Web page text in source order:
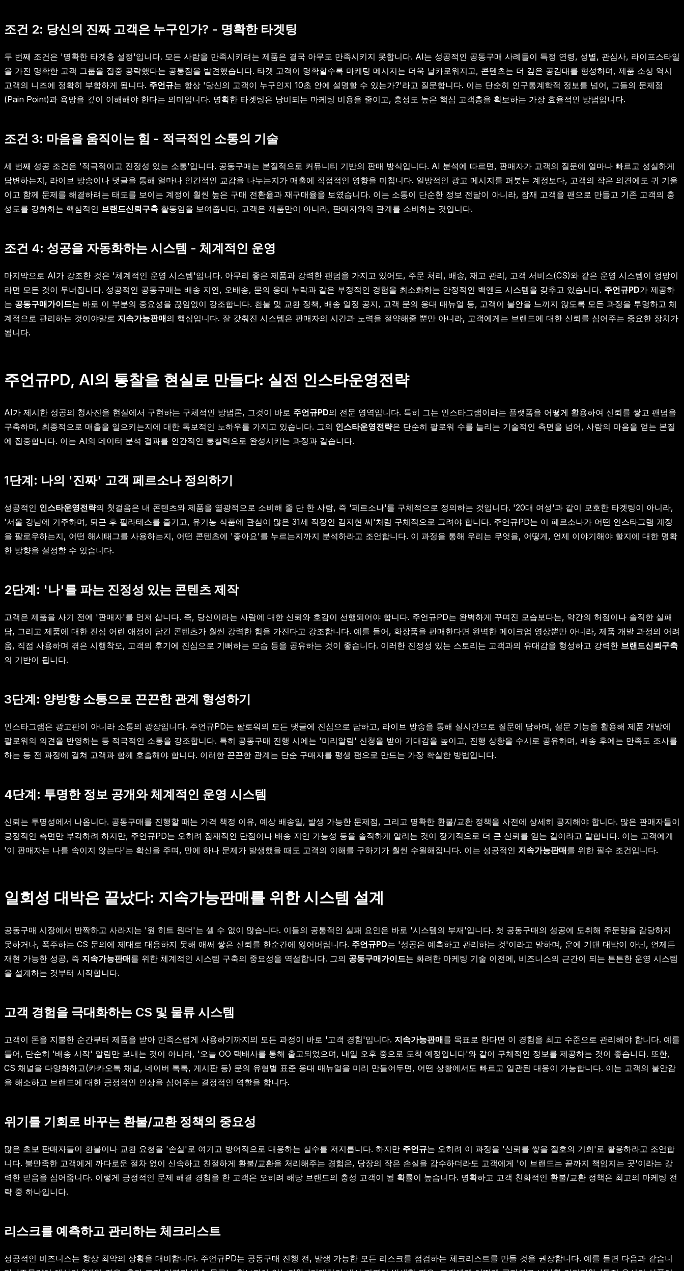
조건 2: 당신의 진짜 고객은 누구인가? - 명확한 타겟팅
두 번째 조건은 '명확한 타겟층 설정'입니다. 모든 사람을 만족시키려는 제품은 결국 아무도 만족시키지 못합니다. AI는 성공적인 공동구매 사례들이 특정 연령, 성별, 관심사, 라이프스타일
을 가진 명확한 고객 그룹을 집중 공략했다는 공통점을 발견했습니다. 타겟 고객이 명확할수록 마케팅 메시지는 더욱 날카로워지고, 콘텐츠는 더 깊은 공감대를 형성하며, 제품 소싱 역시
고객의 니즈에 정확히 부합하게 됩니다. 주언규는 항상 '당신의 고객이 누구인지 10초 안에 설명할 수 있는가?'라고 질문합니다. 이는 단순히 인구통계학적 정보를 넘어, 그들의 문제점
(Pain Point)과 욕망을 깊이 이해해야 한다는 의미입니다. 명확한 타겟팅은 낭비되는 마케팅 비용을 줄이고, 충성도 높은 핵심 고객층을 확보하는 가장 효율적인 방법입니다.
조건 3: 마음을 움직이는 힘 - 적극적인 소통의 기술
세 번째 성공 조건은 '적극적이고 진정성 있는 소통'입니다. 공동구매는 본질적으로 커뮤니티 기반의 판매 방식입니다. AI 분석에 따르면, 판매자가 고객의 질문에 얼마나 빠르고 성실하게
답변하는지, 라이브 방송이나 댓글을 통해 얼마나 인간적인 교감을 나누는지가 매출에 직접적인 영향을 미칩니다. 일방적인 광고 메시지를 퍼붓는 계정보다, 고객의 작은 의견에도 귀 기울
이고 함께 문제를 해결하려는 태도를 보이는 계정이 훨씬 높은 구매 전환율과 재구매율을 보였습니다. 이는 소통이 단순한 정보 전달이 아니라, 잠재 고객을 팬으로 만들고 기존 고객의 충
성도를 강화하는 핵심적인 브랜드신뢰구축 활동임을 보여줍니다. 고객은 제품만이 아니라, 판매자와의 관계를 소비하는 것입니다.
조건 4: 성공을 자동화하는 시스템 - 체계적인 운영
마지막으로 AI가 강조한 것은 '체계적인 운영 시스템'입니다. 아무리 좋은 제품과 강력한 팬덤을 가지고 있어도, 주문 처리, 배송, 재고 관리, 고객 서비스(CS)와 같은 운영 시스템이 엉망이
라면 모든 것이 무너집니다. 성공적인 공동구매는 배송 지연, 오배송, 문의 응대 누락과 같은 부정적인 경험을 최소화하는 안정적인 백엔드 시스템을 갖추고 있습니다. 주언규PD가 제공하
는 공동구매가이드는 바로 이 부분의 중요성을 끊임없이 강조합니다. 환불 및 교환 정책, 배송 일정 공지, 고객 문의 응대 매뉴얼 등, 고객이 불안을 느끼지 않도록 모든 과정을 투명하고 체
계적으로 관리하는 것이야말로 지속가능판매의 핵심입니다. 잘 갖춰진 시스템은 판매자의 시간과 노력을 절약해줄 뿐만 아니라, 고객에게는 브랜드에 대한 신뢰를 심어주는 중요한 장치가
됩니다.
주언규PD, AI의 통찰을 현실로 만들다: 실전 인스타운영전략
AI가 제시한 성공의 청사진을 현실에서 구현하는 구체적인 방법론, 그것이 바로 주언규PD의 전문 영역입니다. 특히 그는 인스타그램이라는 플랫폼을 어떻게 활용하여 신뢰를 쌓고 팬덤을
구축하며, 최종적으로 매출을 일으키는지에 대한 독보적인 노하우를 가지고 있습니다. 그의 인스타운영전략은 단순히 팔로워 수를 늘리는 기술적인 측면을 넘어, 사람의 마음을 얻는 본질
에 집중합니다. 이는 AI의 데이터 분석 결과를 인간적인 통찰력으로 완성시키는 과정과 같습니다.
1단계: 나의 '진짜' 고객 페르소나 정의하기
성공적인 인스타운영전략의 첫걸음은 내 콘텐츠와 제품을 열광적으로 소비해 줄 단 한 사람, 즉 '페르소나'를 구체적으로 정의하는 것입니다. '20대 여성'과 같이 모호한 타겟팅이 아니라,
'서울 강남에 거주하며, 퇴근 후 필라테스를 즐기고, 유기농 식품에 관심이 많은 31세 직장인 김지현 씨'처럼 구체적으로 그려야 합니다. 주언규PD는 이 페르소나가 어떤 인스타그램 계정
을 팔로우하는지, 어떤 해시태그를 사용하는지, 어떤 콘텐츠에 '좋아요'를 누르는지까지 분석하라고 조언합니다. 이 과정을 통해 우리는 무엇을, 어떻게, 언제 이야기해야 할지에 대한 명확
한 방향을 설정할 수 있습니다.
2단계: '나'를 파는 진정성 있는 콘텐츠 제작
고객은 제품을 사기 전에 '판매자'를 먼저 삽니다. 즉, 당신이라는 사람에 대한 신뢰와 호감이 선행되어야 합니다. 주언규PD는 완벽하게 꾸며진 모습보다는, 약간의 허점이나 솔직한 실패
담, 그리고 제품에 대한 진심 어린 애정이 담긴 콘텐츠가 훨씬 강력한 힘을 가진다고 강조합니다. 예를 들어, 화장품을 판매한다면 완벽한 메이크업 영상뿐만 아니라, 제품 개발 과정의 어려
움, 직접 사용하며 겪은 시행착오, 고객의 후기에 진심으로 기뻐하는 모습 등을 공유하는 것이 좋습니다. 이러한 진정성 있는 스토리는 고객과의 유대감을 형성하고 강력한 브랜드신뢰구축
의 기반이 됩니다.
3단계: 양방향 소통으로 끈끈한 관계 형성하기
인스타그램은 광고판이 아니라 소통의 광장입니다. 주언규PD는 팔로워의 모든 댓글에 진심으로 답하고, 라이브 방송을 통해 실시간으로 질문에 답하며, 설문 기능을 활용해 제품 개발에
팔로워의 의견을 반영하는 등 적극적인 소통을 강조합니다. 특히 공동구매 진행 시에는 '미리알림' 신청을 받아 기대감을 높이고, 진행 상황을 수시로 공유하며, 배송 후에는 만족도 조사를
하는 등 전 과정에 걸쳐 고객과 함께 호흡해야 합니다. 이러한 끈끈한 관계는 단순 구매자를 평생 팬으로 만드는 가장 확실한 방법입니다.
4단계: 투명한 정보 공개와 체계적인 운영 시스템
신뢰는 투명성에서 나옵니다. 공동구매를 진행할 때는 가격 책정 이유, 예상 배송일, 발생 가능한 문제점, 그리고 명확한 환불/교환 정책을 사전에 상세히 공지해야 합니다. 많은 판매자들이
긍정적인 측면만 부각하려 하지만, 주언규PD는 오히려 잠재적인 단점이나 배송 지연 가능성 등을 솔직하게 알리는 것이 장기적으로 더 큰 신뢰를 얻는 길이라고 말합니다. 이는 고객에게
'이 판매자는 나를 속이지 않는다'는 확신을 주며, 만에 하나 문제가 발생했을 때도 고객의 이해를 구하기가 훨씬 수월해집니다. 이는 성공적인 지속가능판매를 위한 필수 조건입니다.
일회성 대박은 끝났다: 지속가능판매를 위한 시스템 설계
공동구매 시장에서 반짝하고 사라지는 '원 히트 원더'는 셀 수 없이 많습니다. 이들의 공통적인 실패 요인은 바로 '시스템의 부재'입니다. 첫 공동구매의 성공에 도취해 주문량을 감당하지
못하거나, 폭주하는 CS 문의에 제대로 대응하지 못해 애써 쌓은 신뢰를 한순간에 잃어버립니다. 주언규PD는 '성공은 예측하고 관리하는 것'이라고 말하며, 운에 기댄 대박이 아닌, 언제든
재현 가능한 성공, 즉 지속가능판매를 위한 체계적인 시스템 구축의 중요성을 역설합니다. 그의 공동구매가이드는 화려한 마케팅 기술 이전에, 비즈니스의 근간이 되는 튼튼한 운영 시스템
을 설계하는 것부터 시작합니다.
고객 경험을 극대화하는 CS 및 물류 시스템
고객이 돈을 지불한 순간부터 제품을 받아 만족스럽게 사용하기까지의 모든 과정이 바로 '고객 경험'입니다. 지속가능판매를 목표로 한다면 이 경험을 최고 수준으로 관리해야 합니다. 예를
들어, 단순히 '배송 시작' 알림만 보내는 것이 아니라, '오늘 OO 택배사를 통해 출고되었으며, 내일 오후 중으로 도착 예정입니다'와 같이 구체적인 정보를 제공하는 것이 좋습니다. 또한,
CS 채널을 다양화하고(카카오톡 채널, 네이버 톡톡, 게시판 등) 문의 유형별 표준 응대 매뉴얼을 미리 만들어두면, 어떤 상황에서도 빠르고 일관된 대응이 가능합니다. 이는 고객의 불안감
을 해소하고 브랜드에 대한 긍정적인 인상을 심어주는 결정적인 역할을 합니다.
위기를 기회로 바꾸는 환불/교환 정책의 중요성
많은 초보 판매자들이 환불이나 교환 요청을 '손실'로 여기고 방어적으로 대응하는 실수를 저지릅니다. 하지만 주언규는 오히려 이 과정을 '신뢰를 쌓을 절호의 기회'로 활용하라고 조언합
니다. 불만족한 고객에게 까다로운 절차 없이 신속하고 친절하게 환불/교환을 처리해주는 경험은, 당장의 작은 손실을 감수하더라도 고객에게 '이 브랜드는 끝까지 책임지는 곳'이라는 강
력한 믿음을 심어줍니다. 이렇게 긍정적인 문제 해결 경험을 한 고객은 오히려 해당 브랜드의 충성 고객이 될 확률이 높습니다. 명확하고 고객 친화적인 환불/교환 정책은 최고의 마케팅 전
략 중 하나입니다.
리스크를 예측하고 관리하는 체크리스트
성공적인 비즈니스는 항상 최악의 상황을 대비합니다. 주언규PD는 공동구매 진행 전, 발생 가능한 모든 리스크를 점검하는 체크리스트를 만들 것을 권장합니다. 예를 들면 다음과 같습니